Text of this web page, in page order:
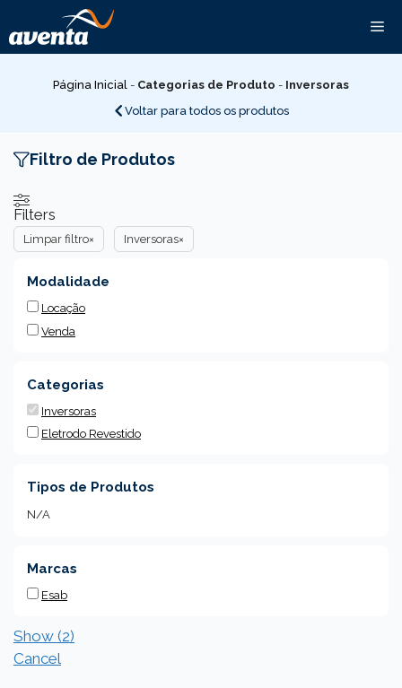
para
o
conteúdoPágina Inicial - Categorias de Produto - Inversoras
Voltar para todos os produtos
Filtro de Produtos
Filters
Limpar filtro× Inversoras×
Modalidade
Locação
Venda
Categorias
Inversoras
Eletrodo Revestido
Tipos de Produtos
N/A
Marcas
Esab
Show (2)
Cancel